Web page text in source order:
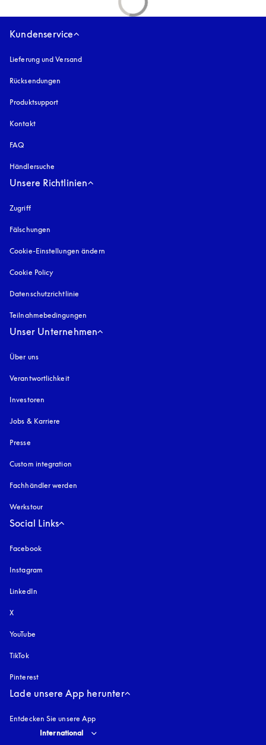
Kundenservice
Lieferung und Versand
Rücksendungen
Produktsupport
Kontakt
FAQ
Händlersuche
Unsere Richtlinien
Zugrifföffnet sich in einem neuen Tab
Fälschungen
Cookie-Einstellungen ändern
Cookie Policy
Datenschutzrichtlinie
Teilnahmebedingungen
Unser Unternehmen
Über uns
Verantwortlichkeit
Investoren
Jobs & Karriere
Presse
Custom integration
Fachhändler werden
Werkstour
Social Links
Facebook
Instagram
LinkedIn
X
YouTube
TikTok
Pinterest
Lade unsere App herunter
Entdecken Sie unsere App
Select country and language
International